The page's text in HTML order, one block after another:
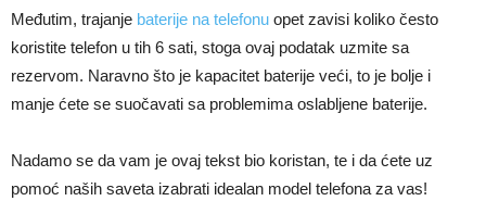
Međutim, trajanje baterije na telefonu opet zavisi koliko često
koristite telefon u tih 6 sati, stoga ovaj podatak uzmite sa
rezervom. Naravno što je kapacitet baterije veći, to je bolje i
manje ćete se suočavati sa problemima oslabljene baterije.
Nadamo se da vam je ovaj tekst bio koristan, te i da ćete uz
pomoć naših saveta izabrati idealan model telefona za vas!